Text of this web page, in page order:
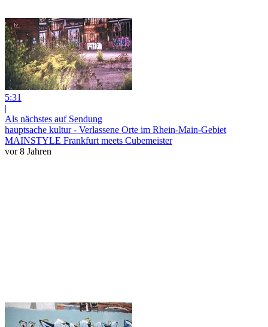
5:31
|
Als nächstes auf Sendung
hauptsache kultur - Verlassene Orte im Rhein-Main-Gebiet
MAINSTYLE Frankfurt meets Cubemeister
vor 8 Jahren